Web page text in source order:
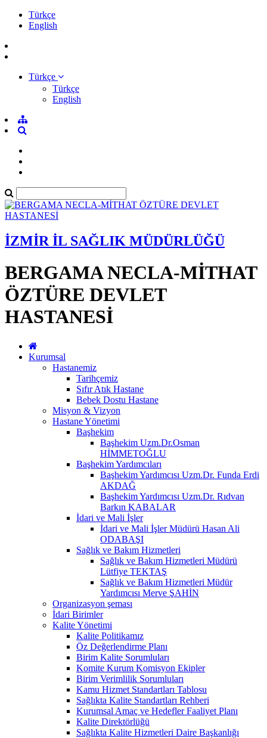
Türkçe
English
Türkçe
Türkçe
English
İZMİR İL SAĞLIK MÜDÜRLÜĞÜ
BERGAMA NECLA-MİTHAT
ÖZTÜRE DEVLET
HASTANESİ
Kurumsal
Hastanemiz
Tarihçemiz
Sıfır Atık Hastane
Bebek Dostu Hastane
Misyon & Vizyon
Hastane Yönetimi
Başhekim
Başhekim Uzm.Dr.Osman
HİMMETOĞLU
Başhekim Yardımcıları
Başhekim Yardımcısı Uzm.Dr. Funda Erdi
AKDAĞ
Başhekim Yardımcısı Uzm.Dr. Rıdvan
Barkın KABALAR
İdari ve Mali İşler
İdari ve Mali İşler Müdürü Hasan Ali
ODABAŞI
Sağlık ve Bakım Hizmetleri
Sağlık ve Bakım Hizmetleri Müdürü
Lütfiye TEKTAŞ
Sağlık ve Bakım Hizmetleri Müdür
Yardımcısı Merve ŞAHİN
Organizasyon şeması
İdari Birimler
Kalite Yönetimi
Kalite Politikamız
Öz Değerlendirme Planı
Birim Kalite Sorumluları
Komite Kurum Komisyon Ekipler
Birim Verimlilik Sorumluları
Kamu Hizmet Standartları Tablosu
Sağlıkta Kalite Standartları Rehberi
Kurumsal Amaç ve Hedefler Faaliyet Planı
Kalite Direktörlüğü
Sağlıkta Kalite Hizmetleri Daire Başkanlığı